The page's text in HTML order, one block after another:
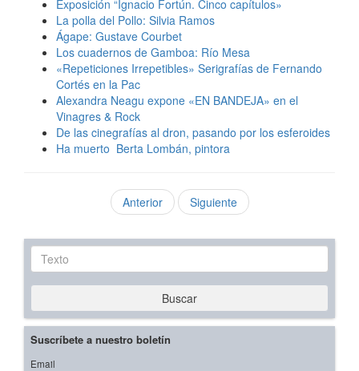
Exposición “Ignacio Fortún. Cinco capítulos»
La polla del Pollo: Silvia Ramos
Ágape: Gustave Courbet
Los cuadernos de Gamboa: Río Mesa
«Repeticiones Irrepetibles» Serigrafías de Fernando
Cortés en la Pac
Alexandra Neagu expone «EN BANDEJA» en el
Vinagres & Rock
De las cinegrafías al dron, pasando por los esferoides
Ha muerto Berta Lombán, pintora
Anterior Siguiente
Texto
Buscar
Suscríbete a nuestro boletín
Email